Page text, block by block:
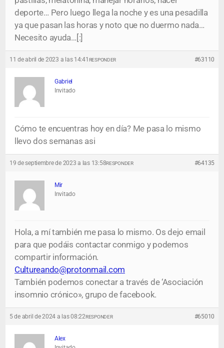
deporte… Pero luego llega la noche y es una pesadilla
ya que pasan las horas y noto que no duermo nada…
Necesito ayuda…[:]
11 de abril de 2023 a las 14:41 #63110
RESPONDER
Gabriel
Invitado
Cómo te encuentras hoy en día? Me pasa lo mismo
llevo dos semanas asi
19 de septiembre de 2023 a las 13:58 #64135
RESPONDER
Mir
Invitado
Hola, a mí también me pasa lo mismo. Os dejo email
para que podáis contactar conmigo y podemos
compartir información.
Cultureando@protonmail.com
También podemos conectar a través de ‘Asociación
insomnio crónico», grupo de facebook.
5 de abril de 2024 a las 08:22 #65010
RESPONDER
Alex